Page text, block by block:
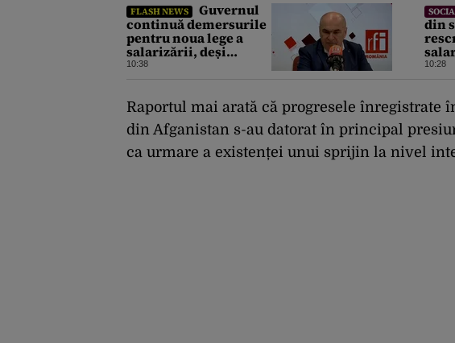
FLASH NEWS
Guvernul
continuă demersurile
pentru noua lege a
salarizării, deși
sindicatele se opun
depusă în Parlament
10:38
din
10:28
Raportul mai arată că progresele
din Afganistan s-au datorat în principal
ca urmare a existenței unui sprijin la nivel